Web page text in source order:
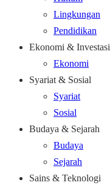
Lingkungan
Pendidikan
Ekonomi & Investasi
Ekonomi
Syariat & Sosial
Syariat
Sosial
Budaya & Sejarah
Budaya
Sejarah
Sains & Teknologi